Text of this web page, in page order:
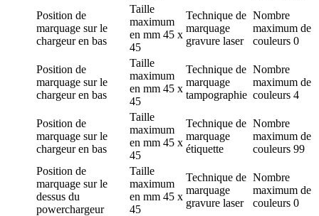
Position de
marquage sur le
chargeur en bas
Taille
maximum
en mm 45 x
45
Technique de
marquage
gravure laser
Nombre
maximum de
couleurs 0
Position de
marquage sur le
chargeur en bas
Taille
maximum
en mm 45 x
45
Technique de
marquage
tampographie
Nombre
maximum de
couleurs 4
Position de
marquage sur le
chargeur en bas
Taille
maximum
en mm 45 x
45
Technique de
marquage
étiquette
Nombre
maximum de
couleurs 99
Position de
marquage sur le
dessus du
powerchargeur
Taille
maximum
en mm 45 x
45
Technique de
marquage
gravure laser
Nombre
maximum de
couleurs 0